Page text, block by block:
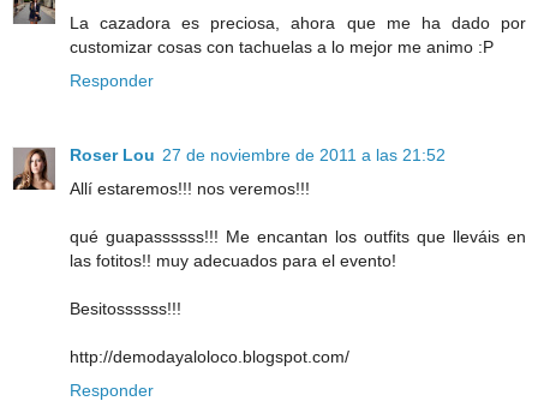
La cazadora es preciosa, ahora que me ha dado por
customizar cosas con tachuelas a lo mejor me animo :P
Responder
Roser Lou 27 de noviembre de 2011 a las 21:52
Allí estaremos!!! nos veremos!!!
qué guapassssss!!! Me encantan los outfits que lleváis en
las fotitos!! muy adecuados para el evento!
Besitossssss!!!
http://demodayaloloco.blogspot.com/
Responder